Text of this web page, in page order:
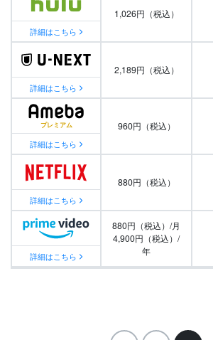
詳細はこちら
1,026円（税込）
詳細はこちら
2,189円（税込）
詳細はこちら
960円（税込）
詳細はこちら
880円（税込）
詳細はこちら
880円（税込）/月
4,900円（税込）/
年